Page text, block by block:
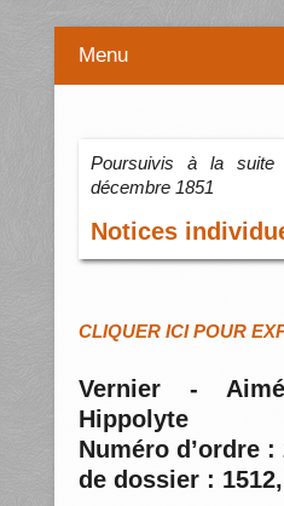
Menu
Poursuivis à la suite
décembre 1851
Notices
CLIQUER ICI POUR
Vernier -
Hippolyte
Numéro d’ordre
de dossier :